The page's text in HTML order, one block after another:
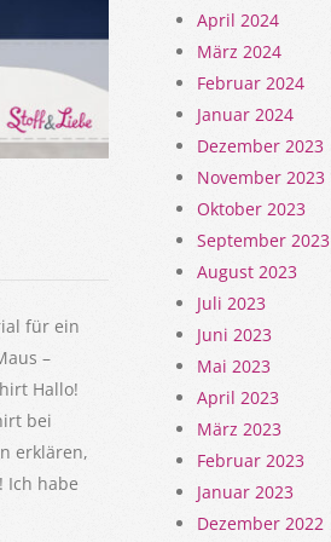
für ein
–
Hallo!
bei
erklären,
Ich habe
April 2024
März 2024
Februar 2024
Januar 2024
Dezember 2023
November 2023
Oktober 2023
September 2023
August 2023
Juli 2023
Juni 2023
Mai 2023
April 2023
März 2023
Februar 2023
Januar 2023
Dezember 2022